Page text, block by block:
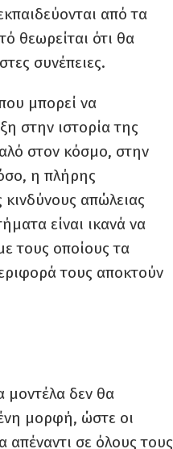
από τα
θεωρείται ότι θα
συνέπειες.
μπορεί να
στην ιστορία της
στον κόσμο, στην
η πλήρης
απώλειας
είναι ικανά να
τους οποίους τα
τους αποκτούν
μοντέλα δεν θα
μορφή, ώστε οι
απέναντι σε όλους τους